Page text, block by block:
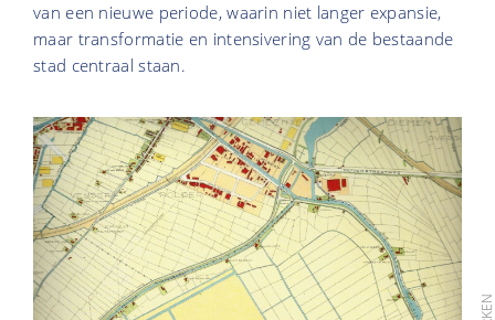
van een nieuwe periode, waarin niet langer expansie,
maar transformatie en intensivering van de bestaande
stad centraal staan.